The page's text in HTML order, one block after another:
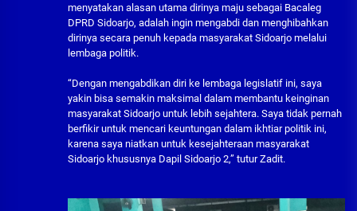
menyatakan alasan utama dirinya maju sebagai Bacaleg
DPRD Sidoarjo, adalah ingin mengabdi dan menghibahkan
dirinya secara penuh kepada masyarakat Sidoarjo melalui
lembaga politik.
“Dengan mengabdikan diri ke lembaga legislatif ini, saya
yakin bisa semakin maksimal dalam membantu keinginan
masyarakat Sidoarjo untuk lebih sejahtera. Saya tidak pernah
berfikir untuk mencari keuntungan dalam ikhtiar politik ini,
karena saya niatkan untuk kesejahteraan masyarakat
Sidoarjo khususnya Dapil Sidoarjo 2,” tutur Zadit.